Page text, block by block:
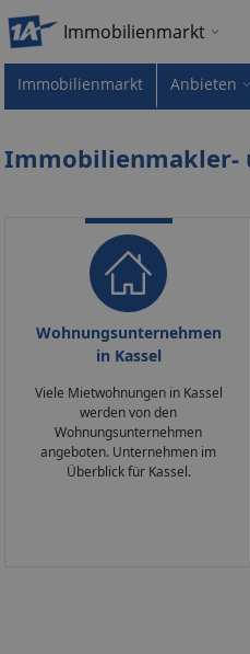
Immobilienmarkt
Immobilienmarkt Anbieten
Immobilienmakler-
Wohnungsunternehmen
in Kassel
Viele Mietwohnungen in Kassel
werden von den
Wohnungsunternehmen
angeboten. Unternehmen im
Überblick für Kassel.